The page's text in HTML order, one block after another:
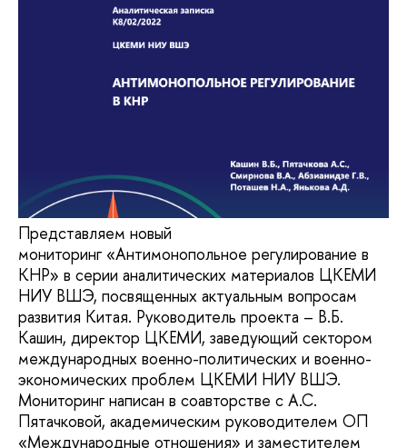
Представляем новый
мониторинг «Антимонопольное регулирование в
КНР» в серии аналитических материалов ЦКЕМИ
НИУ ВШЭ, посвященных актуальным вопросам
развития Китая. Руководитель проекта – В.Б.
Кашин, директор ЦКЕМИ, заведующий сектором
международных военно-политических и военно-
экономических проблем ЦКЕМИ НИУ ВШЭ.
Мониторинг написан в соавторстве с А.С.
Пятачковой, академическим руководителем ОП
«Международные отношения» и заместителем